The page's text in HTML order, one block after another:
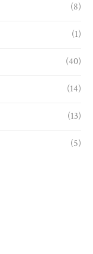
(8)
(1)
(40)
(14)
(13)
(5)